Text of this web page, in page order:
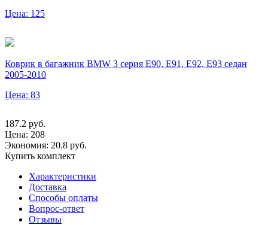
Цена: 125
Коврик в багажник BMW 3 серия Е90, Е91, Е92, Е93 седан
2005-2010
Цена: 83
187.2 руб.
Цена: 208
Экономия: 20.8 руб.
Купить комплект
Характеристики
Доставка
Способы оплаты
Вопрос-ответ
Отзывы